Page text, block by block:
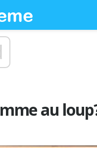
au